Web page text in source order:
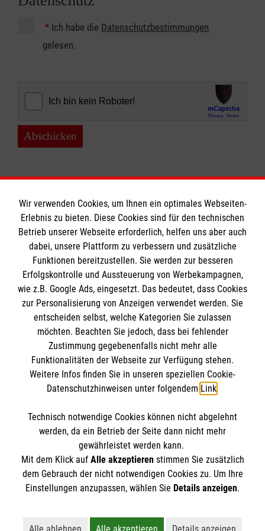
* Ich habe die Datenschutzbestimmungen
gelesen.
Abschicken
Informationen
Impressum
Datenschutz
Barrierefreiheit
Kontakt
Die Malteser
Malteser in Deutschland
Malteserorden
Sharepoint
Spendenkonto
Volksbank Kraichgau Wiesloch-Sinsheim eG
IBAN: DE46672922000000407801
BIC / S.W.I.F.T: GENODE61WIE
So finden Sie uns
In den Weinäckern 3/1
69168 Wiesloch
Email:info.wiesloch@malteser.org
Der Malteser Hilfsdienst e.V. ist als eingetragene
Gewerbesteuer befreit.
Wir verwenden Cookies, um Ihnen ein optimales Webseiten-
Erlebnis zu bieten. Diese Cookies sind für den technischen
Betrieb unserer Webseite erforderlich, helfen uns aber auch
dabei, unsere Plattform zu verbessern und zusätzliche
Funktionen bereitzustellen. Sie werden zur besseren
Erfolgskontrolle und Aussteuerung von Werbekampagnen,
wie z.B. Google Ads, eingesetzt. Das bedeutet, dass Cookies
zur Personalisierung von Anzeigen verwendet werden. Sie
entscheiden selbst, welche Kategorien Sie zulassen
möchten. Beachten Sie jedoch, dass bei fehlender
Zustimmung gegebenenfalls nicht mehr alle
Funktionalitäten der Webseite zur Verfügung stehen.
Weitere Infos finden Sie in unseren speziellen Cookie-
Datenschutzhinweisen unter folgendem Link.
Technisch notwendige Cookies können nicht abgelehnt
werden, da ein Betrieb der Seite dann nicht mehr
gewährleistet werden kann.
Mit dem Klick auf Alle akzeptierenstimmen Sie zusätzlich
dem Gebrauch der nicht notwendigen Cookies zu. Um Ihre
Einstellungen anzupassen, wählen Sie Details anzeigen.